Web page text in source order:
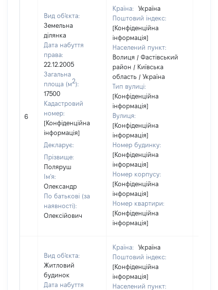
6
Вид об'єкта:
Земельна
ділянка
Дата набуття
права:
22.12.2005
Загальна
площа (м2):
17500
Кадастровий
номер:
[Конфіденційна
інформація]
Декларує:
Прізвище:
Поляруш
Ім'я:
Олександр
По батькові (за
наявності):
Олексійович
Країна:
Україна
Поштовий індекс:
[Конфіденційна
інформація]
Населений пункт:
Волиця / Фастівський
район / Київська
область / Україна
Тип вулиці:
[Конфіденційна
інформація]
Вулиця:
[Конфіденційна
інформація]
Номер будинку:
[Конфіденційна
інформація]
Номер корпусу:
[Конфіденційна
інформація]
Номер квартири:
[Конфіденційна
інформація]
Вид об'єкта:
Житловий
будинок
Дата набуття
Країна:
Україна
Поштовий індекс:
[Конфіденційна
інформація]
Населений пункт: